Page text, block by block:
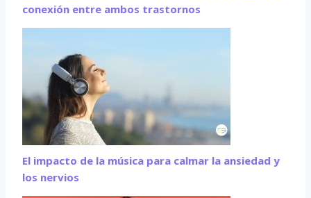
conexión entre ambos trastornos
El impacto de la música para calmar la ansiedad y
los nervios